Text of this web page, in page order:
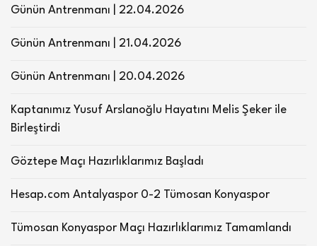
Günün Antrenmanı | 22.04.2026
Günün Antrenmanı | 21.04.2026
Günün Antrenmanı | 20.04.2026
Kaptanımız Yusuf Arslanoğlu Hayatını Melis Şeker ile
Birleştirdi
Göztepe Maçı Hazırlıklarımız Başladı
Hesap.com Antalyaspor 0-2 Tümosan Konyaspor
Tümosan Konyaspor Maçı Hazırlıklarımız Tamamlandı